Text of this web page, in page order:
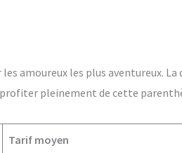
amoureux les plus aventureux.
pleinement de cette
Tarif moyen